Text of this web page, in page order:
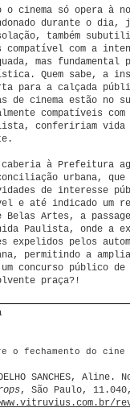
o cinema só opera
durante o dia,
também
compatível com a
mas fundamental
Quem sabe, a
para a calçada
de cinema estão no
compatíveis
confeririam vida
caberia à Prefeitura
urbana, que
de interesse
e até indicado um
Belas Artes, a
Paulista, onde a
expelidos pelos
permitindo a
concurso público de
praça?!
o fechamento do
SANCHES,
, São Paulo,